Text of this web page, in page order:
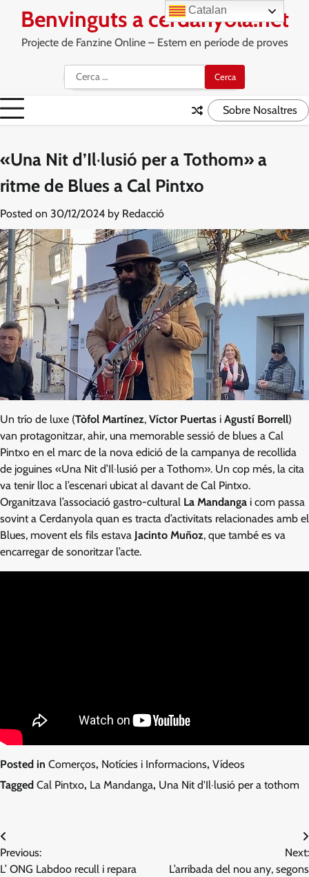
content
Benvinguts a cerdanyola.net
Projecte de Fanzine Online – Estem en període de proves
Cerca:
Sobre Nosaltres
«Una Nit d’Il·lusió per a Tothom» a
ritme de Blues a Cal Pintxo
Posted on 30/12/2024 by Redacció
Un trío de luxe (Tòfol Martínez, Víctor Puertas i Agustí Borrell)
van protagonitzar, ahir, una memorable sessió de blues a Cal
Pintxo en el marc de la nova edició de la campanya de recollida
de joguines «Una Nit d’Il·lusió per a Tothom». Un cop més, la cita
va tenir lloc a l’escenari ubicat al davant de Cal Pintxo.
Organitzava l’associació gastro-cultural La Mandanga i com passa
sovint a Cerdanyola quan es tracta d’activitats relacionades amb el
Blues, movent els fils estava Jacinto Muñoz, que també es va
encarregar de sonoritzar l’acte.
Posted in Comerços, Notícies i Informacions, Vídeos
Tagged Cal Pintxo, La Mandanga, Una Nit d'Il·lusió per a tothom
Navegació
d'entrades
Previous:
L’ ONG Labdoo recull i repara
Next:
L’arribada del nou any, segons
Catalan